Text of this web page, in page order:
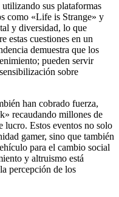
sus plataformas
como «Life is Strange» y
y diversidad, lo que
estas cuestiones en un
demuestra que los
pueden servir
sobre
han cobrado fuerza,
recaudando millones de
lucro. Estos eventos no solo
gamer, sino que también
para el cambio social
y altruismo está
percepción de los